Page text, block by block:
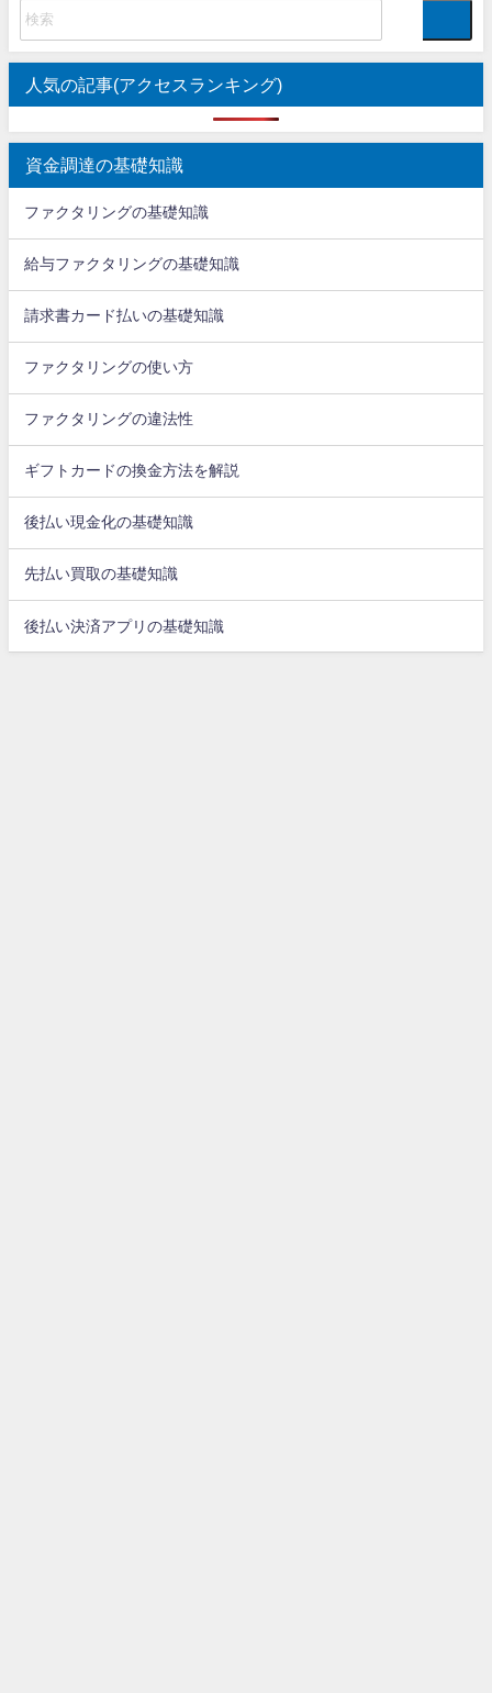
人気の記事(アクセスランキング)
資金調達の基礎知識
ファクタリングの基礎知識
給与ファクタリングの基礎知識
請求書カード払いの基礎知識
ファクタリングの使い方
ファクタリングの違法性
ギフトカードの換金方法を解説
後払い現金化の基礎知識
先払い買取の基礎知識
後払い決済アプリの基礎知識